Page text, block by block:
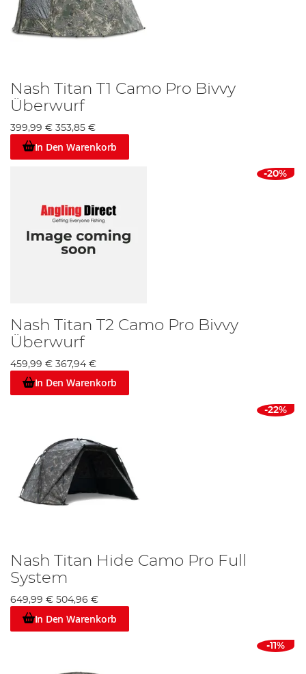
Nash Titan T1 Camo Pro Bivvy
Überwurf
399,99 € 353,85 €
In Den Warenkorb
-20%
Nash Titan T2 Camo Pro Bivvy
Überwurf
459,99 € 367,94 €
In Den Warenkorb
-22%
Nash Titan Hide Camo Pro Full
System
649,99 € 504,96 €
In Den Warenkorb
-11%